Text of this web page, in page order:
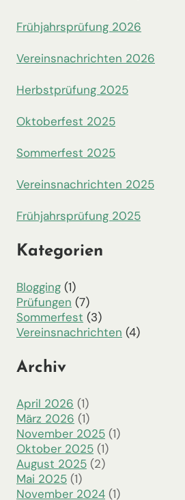
Frühjahrsprüfung 2026
Vereinsnachrichten 2026
Herbstprüfung 2025
Oktoberfest 2025
Sommerfest 2025
Vereinsnachrichten 2025
Frühjahrsprüfung 2025
Kategorien
Blogging (1)
Prüfungen (7)
Sommerfest (3)
Vereinsnachrichten (4)
Archiv
April 2026 (1)
März 2026 (1)
November 2025 (1)
Oktober 2025 (1)
August 2025 (2)
Mai 2025 (1)
November 2024 (1)